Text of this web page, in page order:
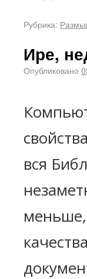
Рубрика:
Ире,
Опубликовано
вся